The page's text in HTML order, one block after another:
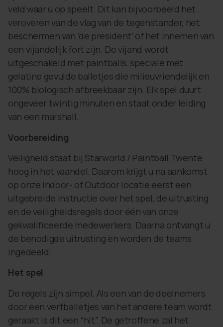
veld waar u op speelt. Dit kan bijvoorbeeld het
veroveren van de vlag van de tegenstander, het
beschermen van ‘de president’ of het innemen van
een vijandelijk fort zijn. De vijand wordt
uitgeschakeld met paintballs, speciale met
gelatine gevulde balletjes die milieuvriendelijk en
100% biologisch afbreekbaar zijn. Elk spel duurt
ongeveer twintig minuten en staat onder leiding
van een marshall.
Voorbereiding
Veiligheid staat bij Starworld / Paintball Twente
hoog in het vaandel. Daarom krijgt u na aankomst
op onze Indoor- of Outdoor locatie eerst een
uitgebreide instructie over het spel, de uitrusting
en de veiligheidsregels door één van onze
gekwalificeerde medewerkers. Daarna ontvangt u
de benodigde uitrusting en worden de teams
ingedeeld.
Het spel
De regels zijn simpel. Als een van de deelnemers
door een verfballetjes van het andere team wordt
geraakt is dit een “hit”. De getroffene zal het